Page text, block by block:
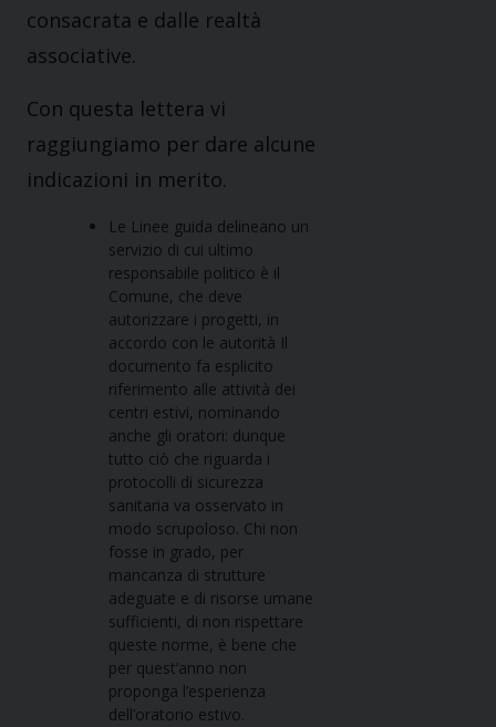
consacrata e dalle realtà
associative.
Con questa lettera vi
raggiungiamo per dare alcune
indicazioni in merito.
Le Linee guida delineano un
servizio di cui ultimo
responsabile politico è il
Comune, che deve
autorizzare i progetti, in
accordo con le autorità Il
documento fa esplicito
riferimento alle attività dei
centri estivi, nominando
anche gli oratori: dunque
tutto ciò che riguarda i
protocolli di sicurezza
sanitaria va osservato in
modo scrupoloso. Chi non
fosse in grado, per
mancanza di strutture
adeguate e di risorse umane
sufficienti, di non rispettare
queste norme, è bene che
per quest’anno non
proponga l’esperienza
dell’oratorio estivo.